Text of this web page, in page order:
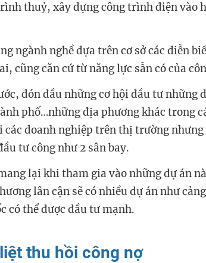
thuỷ, xây dựng công trình điện vào
ngành nghề dựa trên cơ sở các diễn
cũng căn cứ từ năng lực sẵn có của
đón đầu những cơ hội đầu tư những
phố…những địa phương khác trong
doanh nghiệp trên thị trường nhưng
tư công như 2 sân bay.
lại khi tham gia vào những dự án
lân cận sẽ có nhiều dự án như
có thể được đầu tư mạnh.
thu hồi công nợ